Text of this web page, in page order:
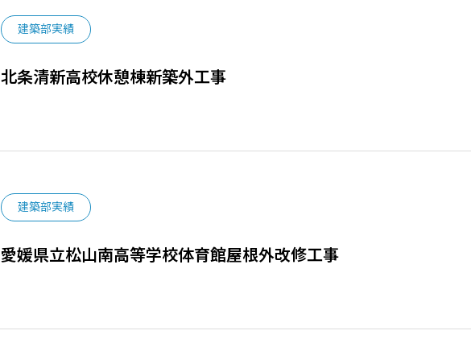
建築部実績
北条清新高校休憩棟新築外工事
建築部実績
愛媛県立松山南高等学校体育館屋根外改修工事